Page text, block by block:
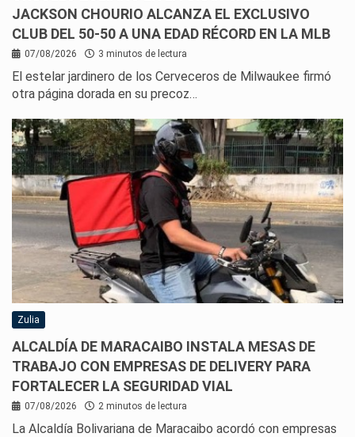
JACKSON CHOURIO ALCANZA EL EXCLUSIVO
CLUB DEL 50-50 A UNA EDAD RÉCORD EN LA MLB
07/08/2026 3 minutos de lectura
El estelar jardinero de los Cerveceros de Milwaukee firmó
otra página dorada en su precoz…
Zulia
ALCALDÍA DE MARACAIBO INSTALA MESAS DE
TRABAJO CON EMPRESAS DE DELIVERY PARA
FORTALECER LA SEGURIDAD VIAL
07/08/2026 2 minutos de lectura
La Alcaldía Bolivariana de Maracaibo acordó con empresas